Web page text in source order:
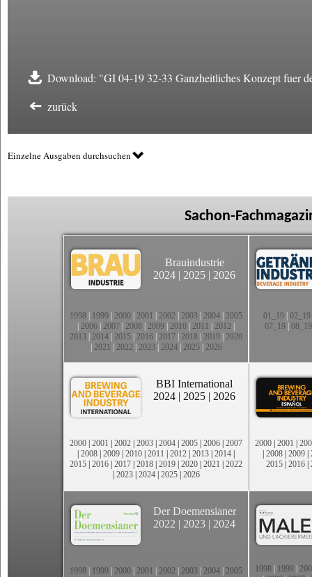
Download: "GI 04-19 32-33 Ganzheitliches Konzept fuer
zurück
Einzelne Ausgaben durchsuchen
Sachon-
Brauindustrie
2024 | 2025 | 2026
1998 1999 2000 2001 2002 2003 2004 2005
2006 2007 2008 2009 2010 2011 2012
2013 2014 2015 2016 2017 2018 2019 2020
2021 2022 2023| 2024| 2025| 2026
01_19| 02_19
07_19 08_19
BBI International
2024 | 2025 | 2026
2000 | 2001 | 2002 | 2003 | 2004 | 2005 | 2006 | 2007
| 2008 | 2009 | 2010 | 2011 | 2012 | 2013 | 2014 |
2015 | 2016 | 2017 | 2018 | 2019 | 2020 | 2021 | 2022
| 2023| 2024| 2025| 2026
2000 | 2001 |
| 2008 | 2009 |
2015 | 2016 |
Der Doemensianer
2022 | 2023 | 2024
1998 1999 2000 2001 2002 2003 2004 2005
1998 1999